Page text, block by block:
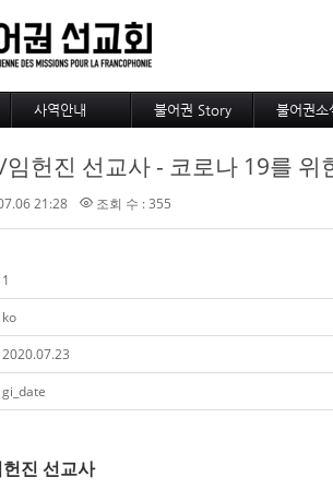
사역안내
훈련
긍휼
BAM
출판/정기기도
불어권 Story
방주지
불어권소
아프리카소
헌진 선교사 - 코로나 19를 위
21:28 조회 수 : 355
1
ko
2020.07.23
gi_date
헌진 선교사